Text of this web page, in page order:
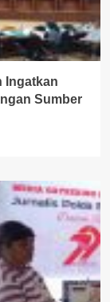
Ingatkan
Sumber